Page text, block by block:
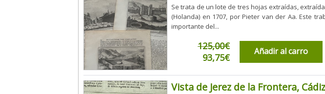
Se trata de un lote de tres hojas extraídas,
(Holanda) en 1707, por Pieter van der Aa. Este
importante del...
125,00€
93,75€
Añadir al carro
Vista de Jerez de la Frontera,